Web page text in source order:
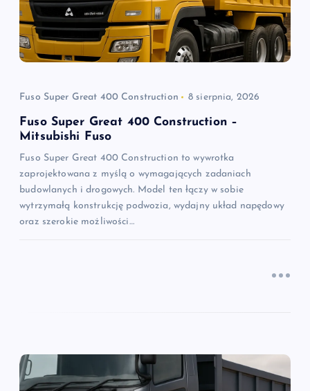
a
w
p
s
u
Fuso Super Great 400 Construction 8 sierpnia, 2026
Fuso Super Great 400 Construction –
Mitsubishi Fuso
Fuso Super Great 400 Construction to wywrotka
zaprojektowana z myślą o wymagających zadaniach
budowlanych i drogowych. Model ten łączy w sobie
wytrzymałą konstrukcję podwozia, wydajny układ napędowy
oraz szerokie możliwości…